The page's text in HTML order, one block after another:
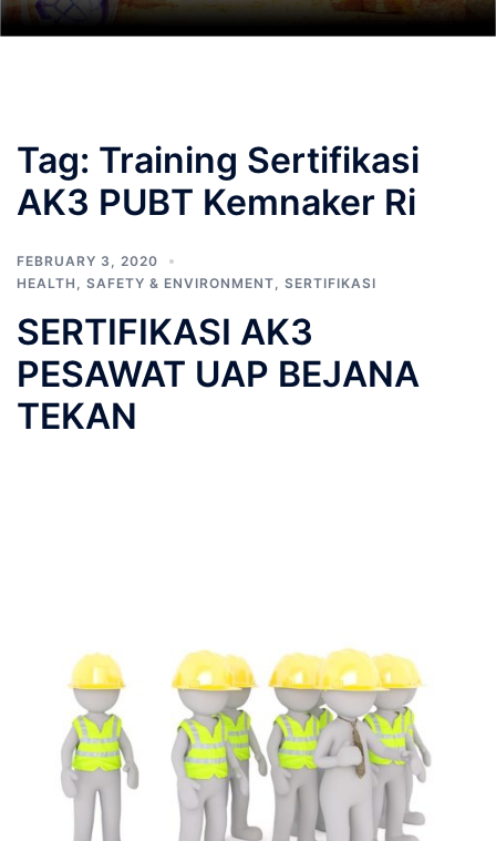
Tag: Training Sertifikasi
AK3 PUBT Kemnaker Ri
FEBRUARY 3, 2020
HEALTH, SAFETY & ENVIRONMENT
SERTIFIKASI
SERTIFIKASI AK3
PESAWAT UAP BEJANA
TEKAN